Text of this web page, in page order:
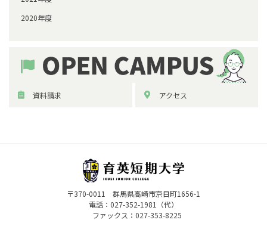
2020年度
資料請求 アクセス
〒370-0011 群馬県高崎市京目町1656-1
電話： 027-352-1981（代）
ファックス：027-353-8225